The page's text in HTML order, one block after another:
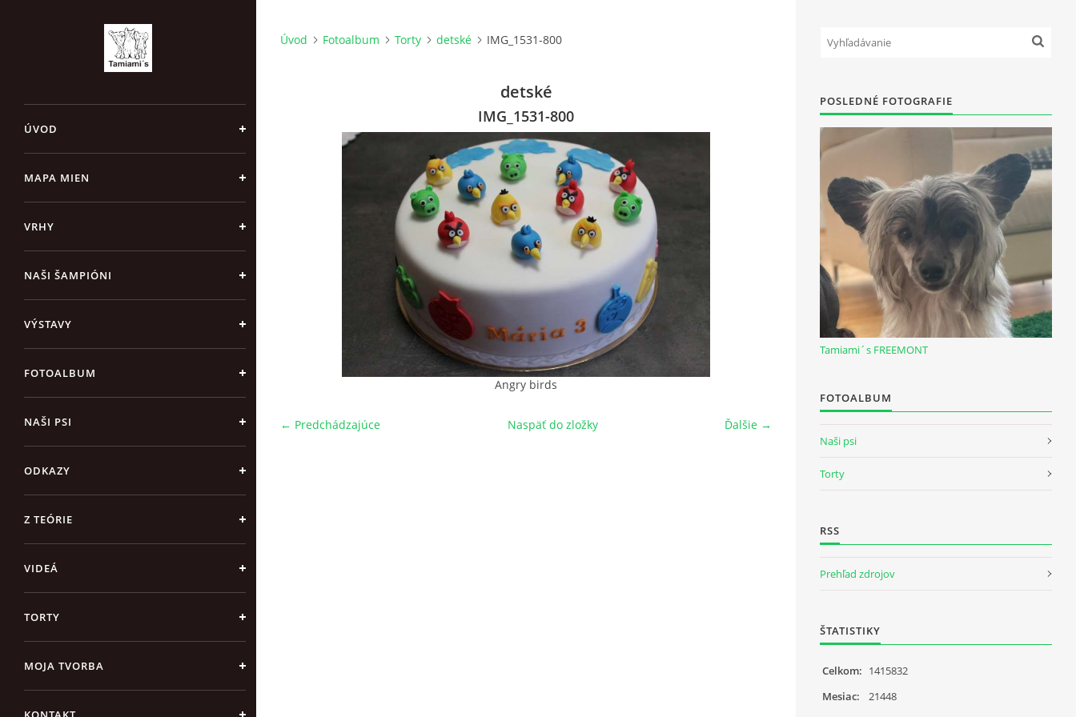
ÚVOD
MAPA MIEN
VRHY
NAŠI ŠAMPIÓNI
VÝSTAVY
FOTOALBUM
NAŠI PSI
ODKAZY
Z TEÓRIE
VIDEÁ
TORTY
MOJA TVORBA
Úvod Fotoalbum Torty detské IMG_1531-800
detské
IMG_1531-800
Angry birds
← Predchádzajúce Ďalšie →
Naspäť do zložky
POSLEDNÉ FOTOGRAFIE
Tamiami´s FREEMONT
FOTOALBUM
Naši psi
Torty
RSS
Prehľad zdrojov
ŠTATISTIKY
Celkom: 1415832
Mesiac:
21448